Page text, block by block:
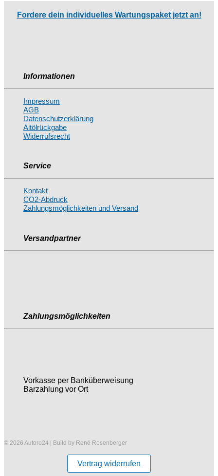
Fordere dein individuelles Wartungspaket jetzt an!
Informationen
Impressum
AGB
Datenschutzerklärung
Altölrückgabe
Widerrufsrecht
Service
Kontakt
CO2-Abdruck
Zahlungsmöglichkeiten und Versand
Versandpartner
Zahlungsmöglichkeiten
Vorkasse per Banküberweisung
Barzahlung vor Ort
© 2026 Autoro24 | Build by René Rosenberger
Vertrag widerrufen